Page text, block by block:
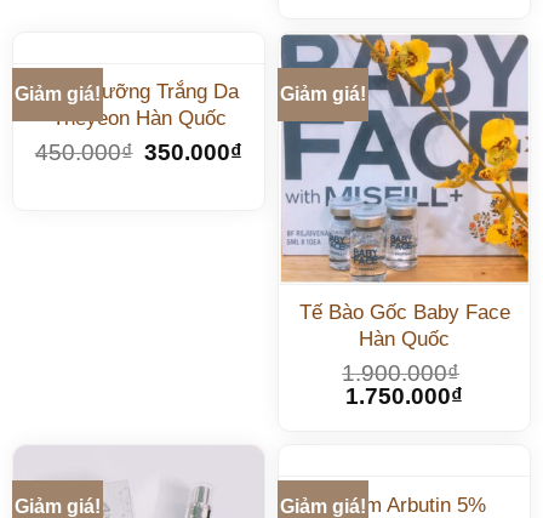
Giảm giá!
Kem Dưỡng Trắng Da
Theyeon Hàn Quốc
450.000₫ 350.000₫
Giảm giá!
Tế Bào Gốc Baby Face
Hàn Quốc
1.900.000₫
1.750.000₫
Giảm giá! Giảm giá!Serum Arbutin 5%